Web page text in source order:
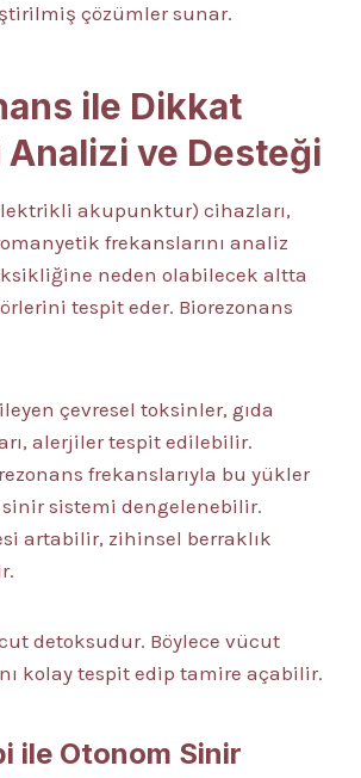
çözümler sunar.
ile Dikkat
ve Desteği
akupunktur) cihazları,
frekanslarını analiz
neden olabilecek altta
tespit eder. Biorezonans
çevresel toksinler, gıda
alerjiler tespit edilebilir.
frekanslarıyla bu yükler
sistemi dengelenebilir.
artabilir, zihinsel berraklık
detoksudur. Böylece vücut
kolay tespit edip tamire açabilir.
ile Otonom Sinir